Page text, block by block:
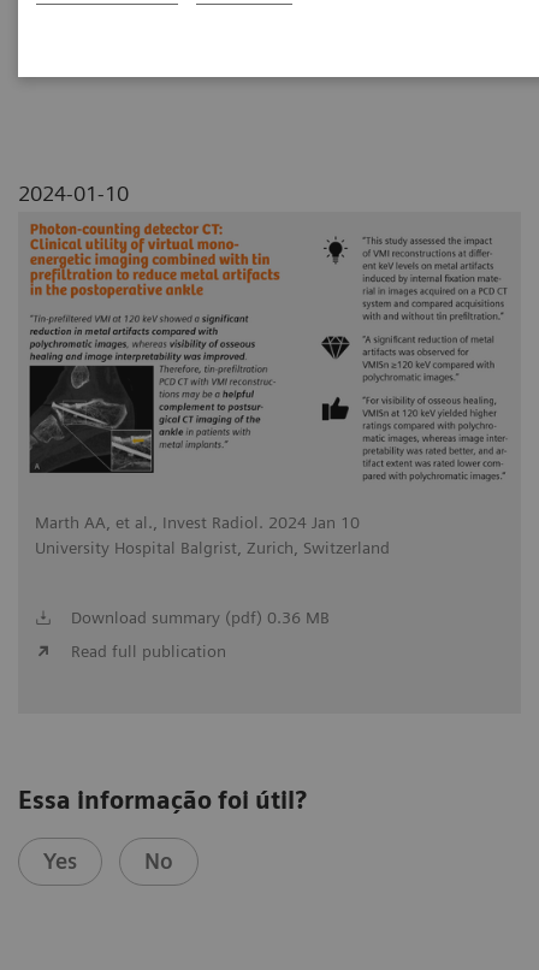
2024-01-10
Marth AA, et al., Invest Radiol. 2024 Jan 10
University Hospital Balgrist, Zurich, Switzerland
Download summary (pdf) 0.36 MB
Read full publication
Essa informação foi útil?
Yes No